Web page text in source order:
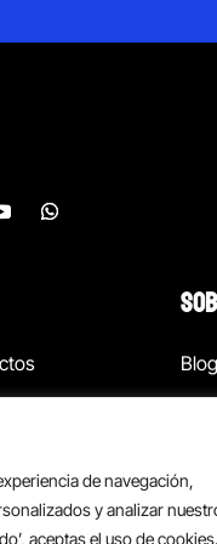
de navegación,
y analizar
aceptas el uso de cookies.
Blog